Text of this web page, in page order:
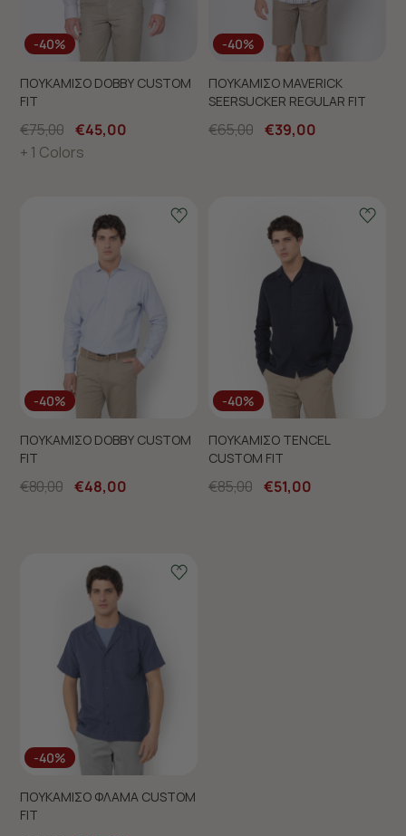
-40%
ΠΟΥΚΑΜΙΣΟ DOBBY CUSTOM
FIT
€75,00 €45,00
+ 1 Colors
-40%
ΠΟΥΚΑΜΙΣΟ MAVERICK
SEERSUCKER REGULAR FIT
€65,00 €39,00
-40%
ΠΟΥΚΑΜΙΣΟ DOBBY CUSTOM
FIT
€80,00 €48,00
-40%
ΠΟΥΚΑΜΙΣΟ TENCEL
CUSTOM FIT
€85,00 €51,00
-40%
ΠΟΥΚΑΜΙΣΟ ΦΛΑΜΑ CUSTOM
FIT